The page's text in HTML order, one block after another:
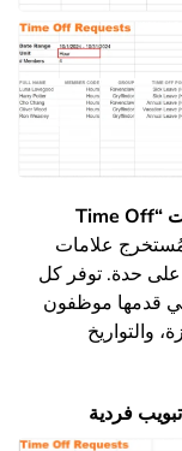
نظرة عامة على طلبات الإجازات “Time Off
علامات
حدة. توفر كل
قدمها موظفون
والتواريخ
فردية